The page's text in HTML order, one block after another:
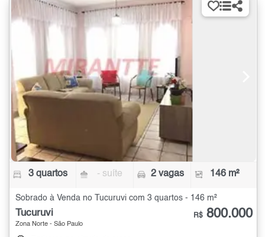
3 quartos - suíte 2 vagas 146 m²
Sobrado à Venda no Tucuruvi com 3 quartos - 146 m²
Tucuruvi
Zona Norte - São Paulo
R$ 800.000